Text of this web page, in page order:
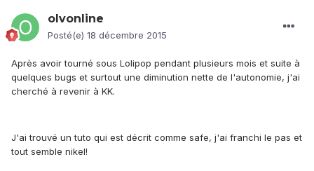
olvonline
Posté(e) 18 décembre 2015
Après avoir tourné sous Lolipop pendant plusieurs mois et suite à
quelques bugs et surtout une diminution nette de l'autonomie, j'ai
cherché à revenir à KK.
J'ai trouvé un tuto qui est décrit comme safe, j'ai franchi le pas et
tout semble nikel!